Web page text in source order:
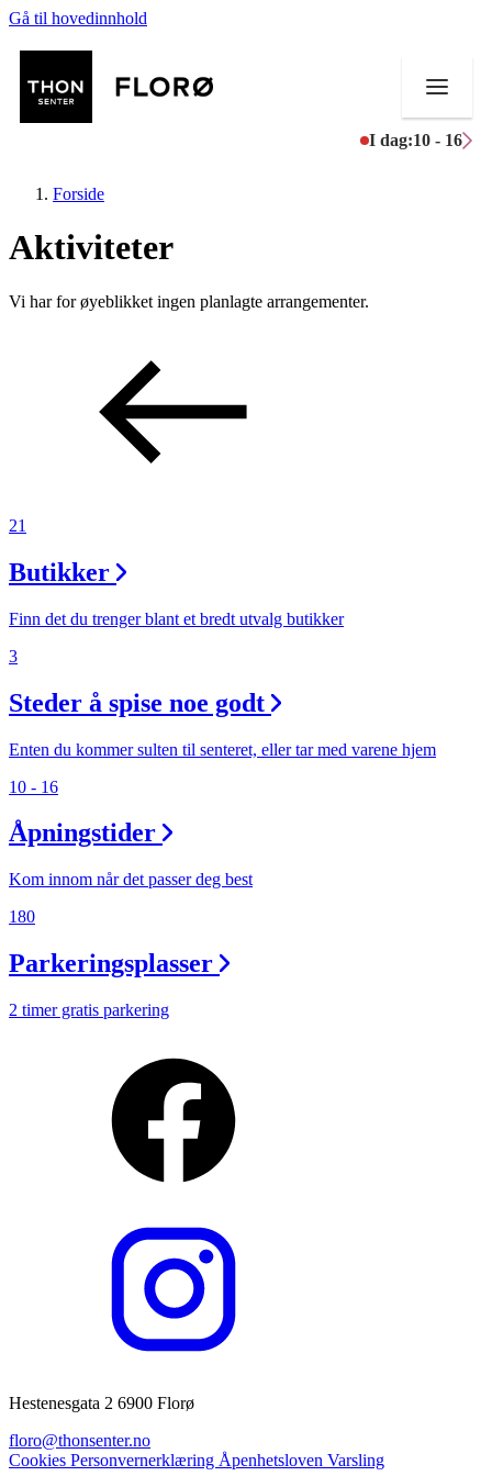
Gå til hovedinnhold
I dag:10 - 16
Butikker
Aktiviteter
Søk
Åpningstider
Praktisk informasjon
Ledige stillinger
Magasin
Finn frem
Forside
Aktiviteter
Vi har for øyeblikket ingen planlagte arrangementer.
21
Butikker
Finn det du trenger blant et bredt utvalg butikker
3
Steder å spise noe godt
Enten du kommer sulten til senteret, eller tar med varene hjem
10 - 16
Åpningstider
Kom innom når det passer deg best
180
Parkeringsplasser
2 timer gratis parkering
Hestenesgata 2 6900 Florø
floro@thonsenter.no
Cookies Personvernerklæring Åpenhetsloven Varsling